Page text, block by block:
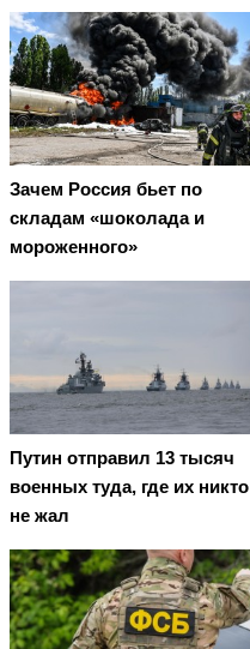
Зачем Россия бьет по
складам «шоколада и
мороженного»
Путин отправил 13 тысяч
военных туда, где их никто
не жал